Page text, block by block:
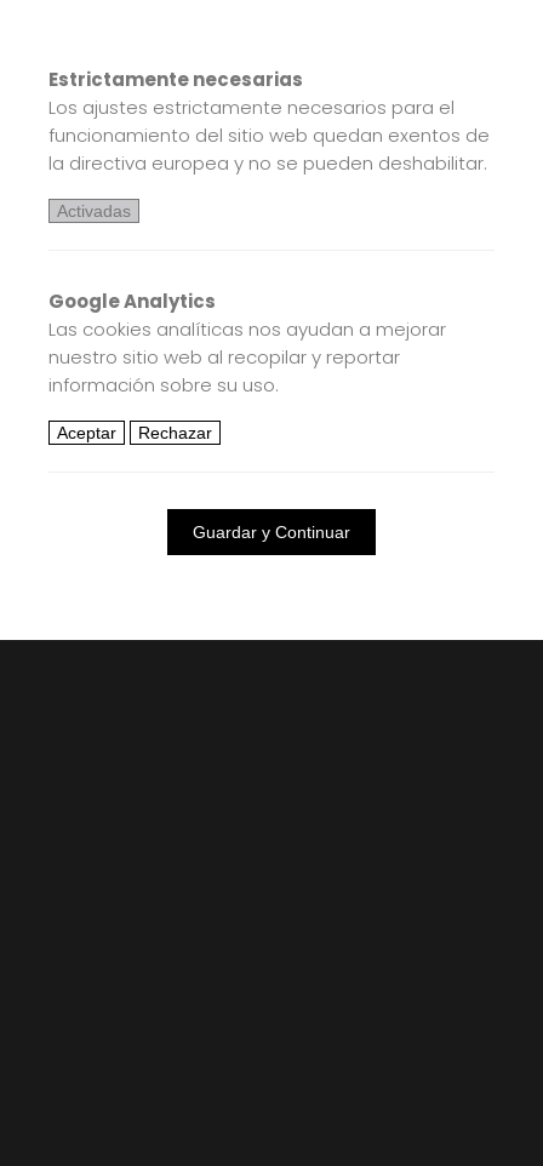
Estrictamente necesarias
Los ajustes estrictamente necesarios para el
funcionamiento del sitio web quedan exentos de
la directiva europea y no se pueden deshabilitar.
Activadas
Google Analytics
Las cookies analíticas nos ayudan a mejorar
nuestro sitio web al recopilar y reportar
información sobre su uso.
Aceptar Rechazar
Guardar y Continuar